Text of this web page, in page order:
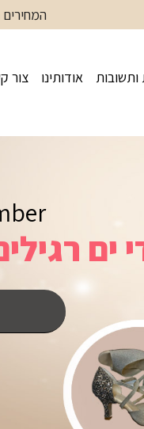
אודותינו צור